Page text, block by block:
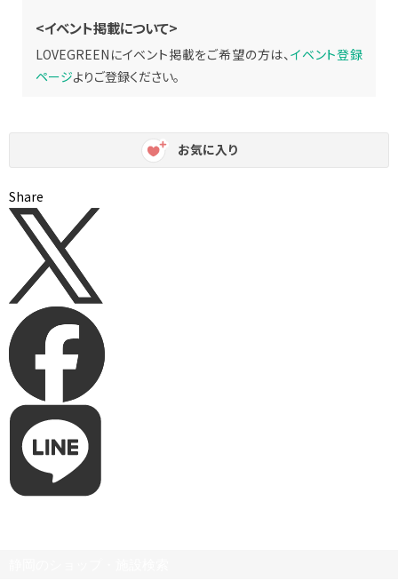
<イベント掲載について>
LOVEGREENにイベント掲載をご希望の方は、 イベント登録
ページよりご登録ください。
お気に入り
Share